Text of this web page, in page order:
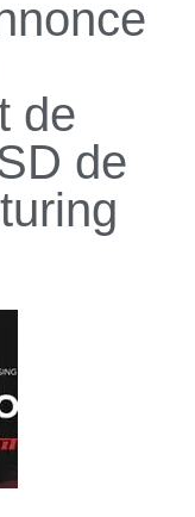
de
de